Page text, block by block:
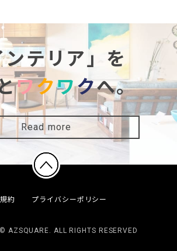
ンテリア」を
ワクワクへ。
Read more
約 プライバシーポリシー
AZSQUARE. ALL RIGHTS RESERVED